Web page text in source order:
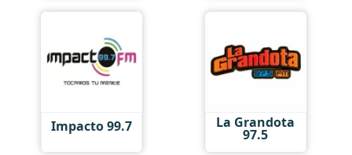
Impacto 99.7 La Grandota
97.5